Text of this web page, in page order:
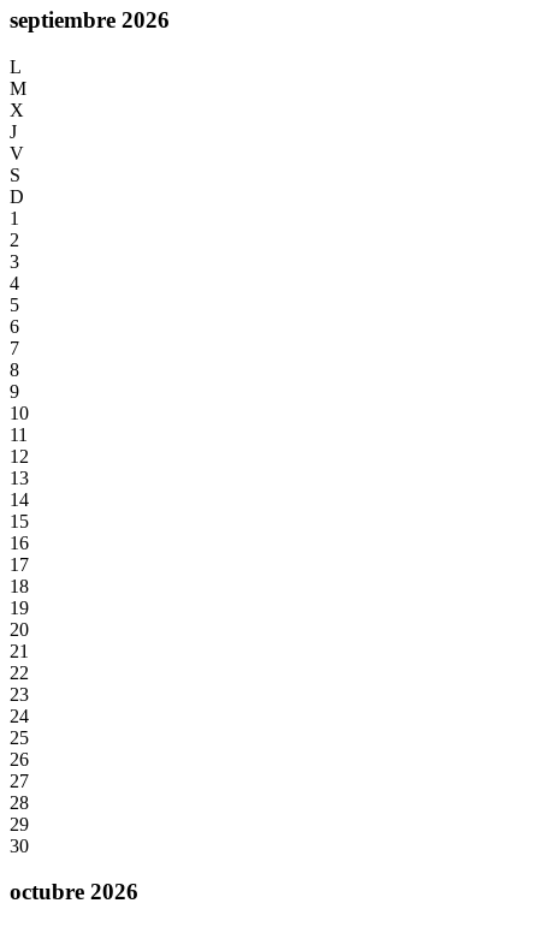
septiembre 2026
L
M
X
J
V
S
D
1
2
3
4
5
6
7
8
9
10
11
12
13
14
15
16
17
18
19
20
21
22
23
24
25
26
27
28
29
30
octubre 2026